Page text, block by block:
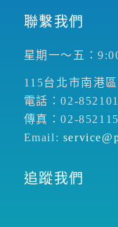
聯繫我們
星期一～五：
115台北市南港
電話：02-
傳真：02-
Email:
追蹤我們